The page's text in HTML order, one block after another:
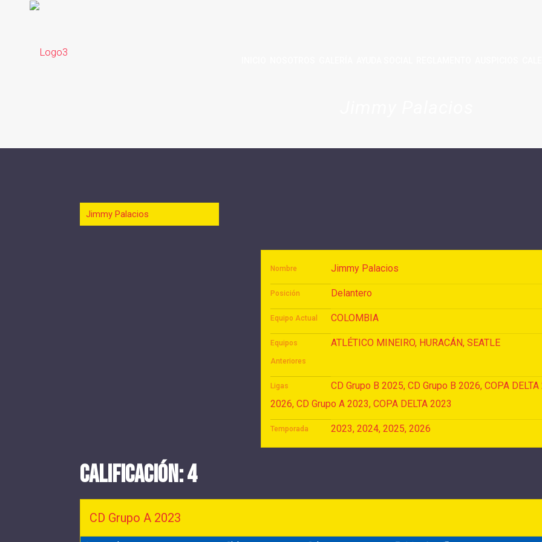
Nombre Jimmy Palacios
Posición Delantero
Equipo Actual COLOMBIA
Equipos
Anteriores
ATLÉTICO MINEIRO, HURACÁN, SEATLE
Ligas
CD Grupo B 2025, CD Grupo B 2026, COPA
2026, CD Grupo A 2023, COPA DELTA 2023
Temporada 2023, 2024, 2025, 2026
CALIFICACIÓN: 4
CD Grupo A 2023